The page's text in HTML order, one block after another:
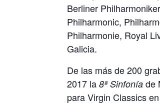
Berliner
Philharmonic,
Philharmonie, Royal
Galicia.
De las más de 200
2017 la8ª Sinfonía de
para Virgin Classics